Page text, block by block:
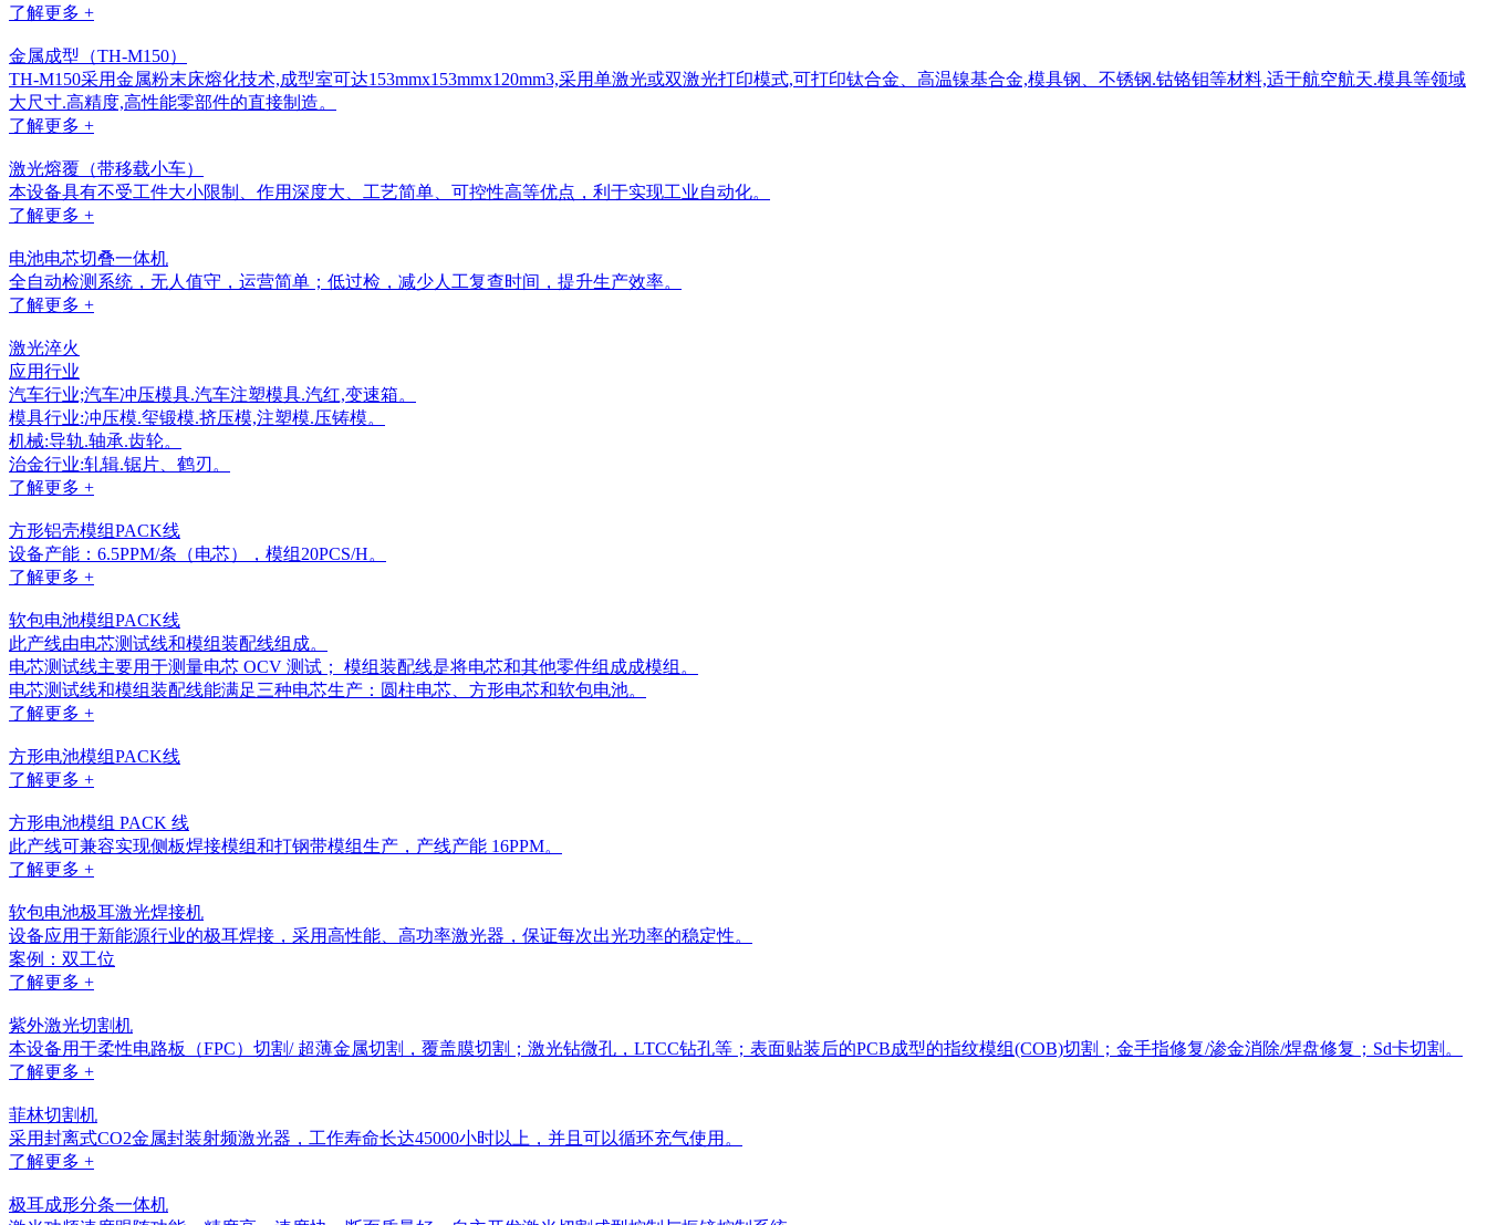
了解更多 +
金属成型（TH-M150）
TH-M150采用金属粉末床熔化技术,成型室可达153mmx153mmx120mm3,采用单激光或双激光打印模式,可打印钛合金、高温镍基合金,模具钢、不锈钢.钴铬钼等材料,适于航空航天.模具等领域
大尺寸.高精度,高性能零部件的直接制造。
了解更多 +
激光熔覆（带移载小车）
本设备具有不受工件大小限制、作用深度大、工艺简单、可控性高等优点，利于实现工业自动化。
了解更多 +
电池电芯切叠一体机
全自动检测系统，无人值守，运营简单；低过检，减少人工复查时间，提升生产效率。
了解更多 +
激光淬火
应用行业
汽车行业;汽车冲压模具.汽车注塑模具.汽红,变速箱。
模具行业:冲压模.玺锻模.挤压模,注塑模.压铸模。
机械:导轨.轴承.齿轮。
治金行业:轧辑.锯片、鹤刃。
了解更多 +
方形铝壳模组PACK线
设备产能：6.5PPM/条（电芯），模组20PCS/H。
了解更多 +
软包电池模组PACK线
此产线由电芯测试线和模组装配线组成。
电芯测试线主要用于测量电芯 OCV 测试； 模组装配线是将电芯和其他零件组成成模组。
电芯测试线和模组装配线能满足三种电芯生产：圆柱电芯、方形电芯和软包电池。
了解更多 +
方形电池模组PACK线
了解更多 +
方形电池模组 PACK 线
此产线可兼容实现侧板焊接模组和打钢带模组生产，产线产能 16PPM。
了解更多 +
软包电池极耳激光焊接机
设备应用于新能源行业的极耳焊接，采用高性能、高功率激光器，保证每次出光功率的稳定性。
案例：双工位
了解更多 +
紫外激光切割机
本设备用于柔性电路板（FPC）切割/ 超薄金属切割，覆盖膜切割；激光钻微孔，LTCC钻孔等；表面贴装后的PCB成型的指纹模组(COB)切割；金手指修复/渗金消除/焊盘修复；Sd卡切割。
了解更多 +
菲林切割机
采用封离式CO2金属封装射频激光器，工作寿命长达45000小时以上，并且可以循环充气使用。
了解更多 +
极耳成形分条一体机